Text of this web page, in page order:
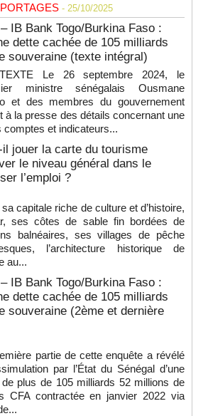
- 25/10/2025
IB Bank Togo/Burkina Faso :
dette cachée de 105 milliards
souveraine (texte intégral)
Le 26 septembre 2024, le
ministre sénégalais Ousmane
et des membres du gouvernement
à la presse des détails concernant une
comptes et indicateurs...
il jouer la carte du tourisme
le niveau général dans le
l’emploi ?
capitale riche de culture et d’histoire,
ses côtes de sable fin bordées de
balnéaires, ses villages de pêche
l’architecture historique de
au...
IB Bank Togo/Burkina Faso :
dette cachée de 105 milliards
souveraine (2ème et dernière
partie de cette enquête a révélé
par l’État du Sénégal d’une
plus de 105 milliards 52 millions de
CFA contractée en janvier 2022 via